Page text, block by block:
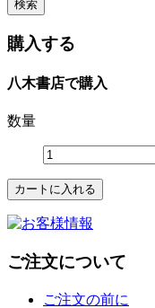
購入する
八木書店で購入
数量
ご注文について
ご注文の前に